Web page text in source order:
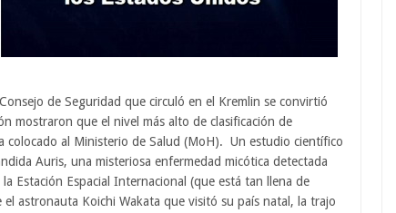
de Seguridad que circuló en el Kremlin se convirtió
mostraron que el nivel más alto de clasificación de
colocado al Ministerio de Salud (MoH). Un estudio científico
Auris, una misteriosa enfermedad micótica detectada
Estación Espacial Internacional (que está tan llena de
astronauta Koichi Wakata que visitó su país natal, la trajo